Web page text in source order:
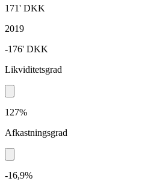
171' DKK
2019
-176' DKK
Likviditetsgrad
127%
Afkastningsgrad
-16,9%